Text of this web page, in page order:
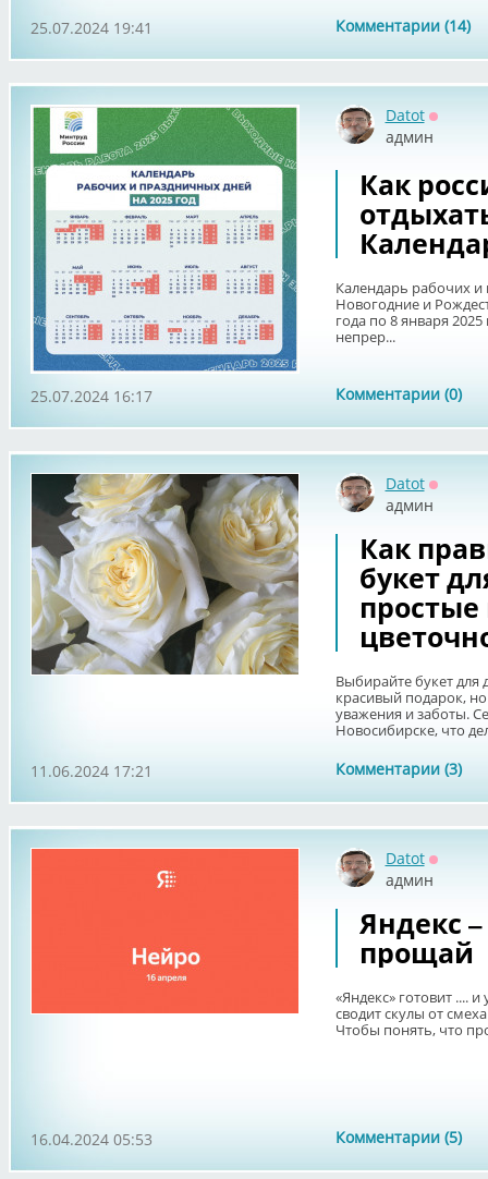
Комментарии (14)
25.07.2024 19:41
Datot
админ
Как
Календарь рабочих и
Новогодние и
года по 8 января
непрер...
Комментарии (0)
25.07.2024 16:17
Datot
админ
Как
букет
Выбирайте букет
красивый подарок,
уважения и заботы.
Новосибирске, что
Комментарии (3)
11.06.2024 17:21
Datot
админ
Яндекс
прощай
«Яндекс» готовит
сводит скулы от
Чтобы понять, что
Комментарии (5)
16.04.2024 05:53